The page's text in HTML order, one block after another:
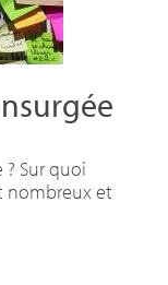
Sur quoi
nombreux et